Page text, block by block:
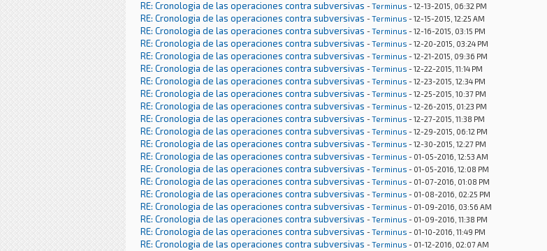
RE: Cronologia de las operaciones contra subversivas -Terminus - 12-13-2015, 06:32 PM
RE: Cronologia de las operaciones contra subversivas -Terminus - 12-15-2015, 12:25 AM
RE: Cronologia de las operaciones contra subversivas -Terminus - 12-16-2015, 03:15 PM
RE: Cronologia de las operaciones contra subversivas -Terminus - 12-20-2015, 03:24 PM
RE: Cronologia de las operaciones contra subversivas -Terminus - 12-21-2015, 09:36 PM
RE: Cronologia de las operaciones contra subversivas -Terminus - 12-22-2015, 11:14 PM
RE: Cronologia de las operaciones contra subversivas -Terminus - 12-23-2015, 12:34 PM
RE: Cronologia de las operaciones contra subversivas -Terminus - 12-25-2015, 10:37 PM
RE: Cronologia de las operaciones contra subversivas -Terminus - 12-26-2015, 01:23 PM
RE: Cronologia de las operaciones contra subversivas -Terminus - 12-27-2015, 11:38 PM
RE: Cronologia de las operaciones contra subversivas -Terminus - 12-29-2015, 06:12 PM
RE: Cronologia de las operaciones contra subversivas -Terminus - 12-30-2015, 12:27 PM
RE: Cronologia de las operaciones contra subversivas -Terminus - 01-05-2016, 12:53 AM
RE: Cronologia de las operaciones contra subversivas -Terminus - 01-05-2016, 12:08 PM
RE: Cronologia de las operaciones contra subversivas -Terminus - 01-07-2016, 01:08 PM
RE: Cronologia de las operaciones contra subversivas -Terminus - 01-08-2016, 02:25 PM
RE: Cronologia de las operaciones contra subversivas -Terminus - 01-09-2016, 03:56 AM
RE: Cronologia de las operaciones contra subversivas -Terminus - 01-09-2016, 11:38 PM
RE: Cronologia de las operaciones contra subversivas -Terminus - 01-10-2016, 11:49 PM
RE: Cronologia de las operaciones contra subversivas -Terminus - 01-12-2016, 02:07 AM